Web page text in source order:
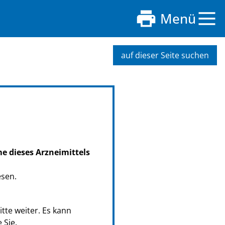
Menü
auf dieser Seite suchen
dieses Arzneimittels
weiter. Es kann
Sie.